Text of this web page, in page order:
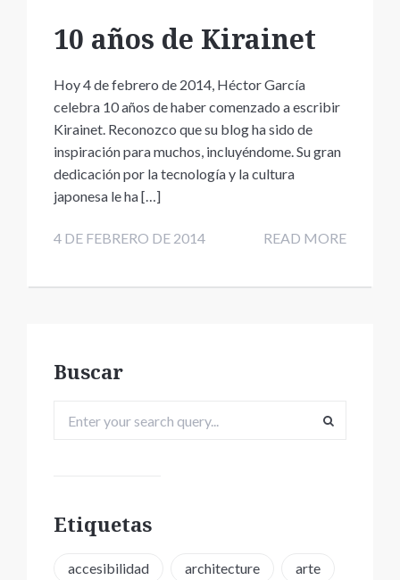
10 años de Kirainet
Hoy 4 de febrero de 2014, Héctor García
celebra 10 años de haber comenzado a escribir
Kirainet. Reconozco que su blog ha sido de
inspiración para muchos, incluyéndome. Su gran
dedicación por la tecnología y la cultura
japonesa le ha […]
4 DE FEBRERO DE 2014 READ MORE
Buscar
Etiquetas
accesibilidad architecture arte